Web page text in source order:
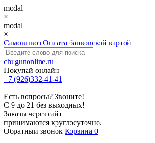
modal
×
modal
×
Самовывоз Оплата банковской картой
chugunonline.ru
Покупай онлайн
+7 (926)332-41-41
Есть вопросы? Звоните!
С 9 до 21 без выходных!
Заказы через сайт
принимаются круглосуточно.
Обратный звонок Корзина 0